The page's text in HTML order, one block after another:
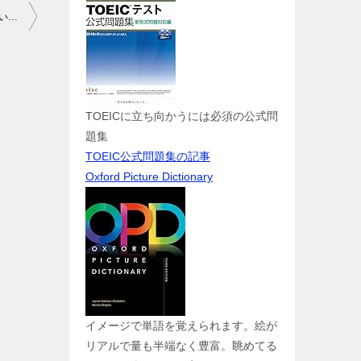
明日から新年度！新しくオンライン英会話でも始めようかと思っている方へ！注意喚起
TOEICに立ち向かうには必須の公式問
題集
TOEIC公式問題集の記事
Oxford Picture Dictionary
イメージで単語を覚えられます。絵が
リアルで量も半端なく豊富。眺めてる